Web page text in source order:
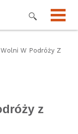
W Podróży Z
z